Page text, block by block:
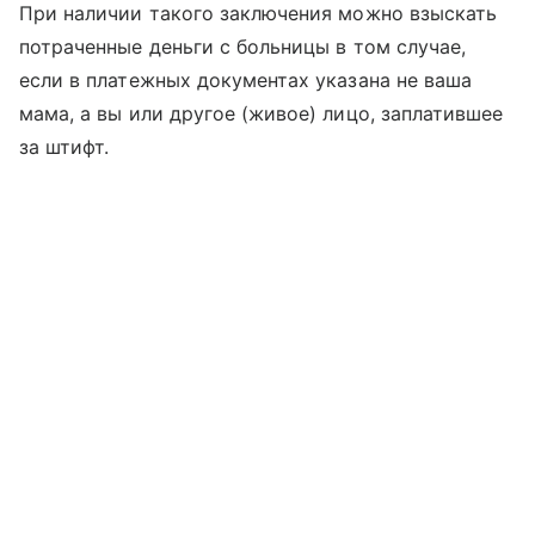
При наличии такого заключения можно взыскать
потраченные деньги с больницы в том случае,
если в платежных документах указана не ваша
мама, а вы или другое (живое) лицо, заплатившее
за штифт.